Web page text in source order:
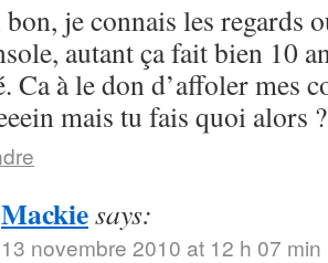
je connais les regards
autant ça fait bien 10
Ca à le don d’affoler mes
mais tu fais quoi alors
Mackiesays:
13 novembre 2010 at 12 h 07 min